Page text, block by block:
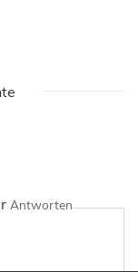
Antworten